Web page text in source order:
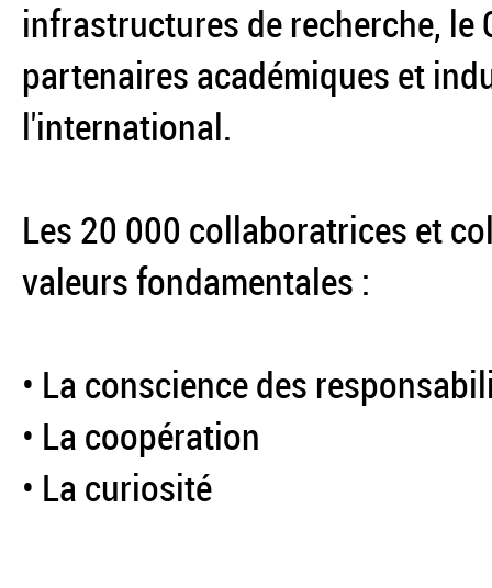
infrastructures de recherche, le
partenaires académiques et
l'international.
Les 20 000 collaboratrices et
valeurs fondamentales :
• La conscience des
• La coopération
• La curiosité